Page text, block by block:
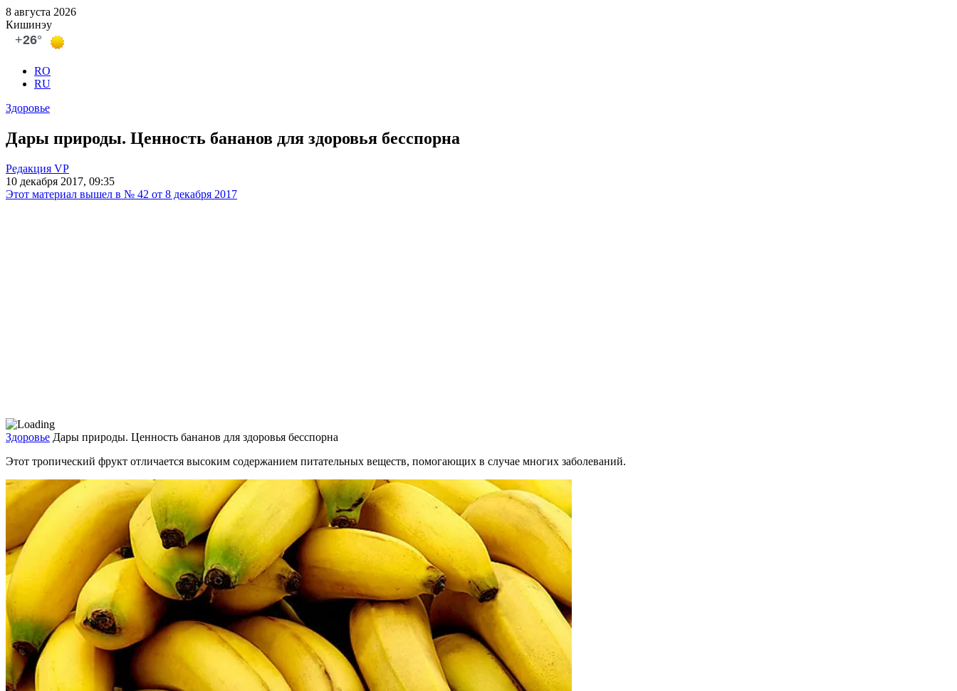
8 августа 2026
Кишинэу
RO
RU
Здоровье
Дары природы. Ценность бананов для здоровья бесспорна
Редакция VP
10 декабря 2017, 09:35
Этот материал вышел в № 42 от 8 декабря 2017
Здоровье Дары природы. Ценность бананов для здоровья бесспорна
Этот тропический фрукт отличается высоким содер­жанием питательных веществ, помогающих в слу­чае многих заболеваний.